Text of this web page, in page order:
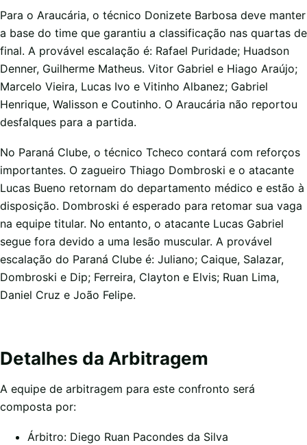
Para o Araucária, o técnico Donizete Barbosa deve manter
a base do time que garantiu a classificação nas quartas de
final. A provável escalação é: Rafael Puridade; Huadson
Denner, Guilherme Matheus. Vitor Gabriel e Hiago Araújo;
Marcelo Vieira, Lucas Ivo e Vitinho Albanez; Gabriel
Henrique, Walisson e Coutinho. O Araucária não reportou
desfalques para a partida.
No Paraná Clube, o técnico Tcheco contará com reforços
importantes. O zagueiro Thiago Dombroski e o atacante
Lucas Bueno retornam do departamento médico e estão à
disposição. Dombroski é esperado para retomar sua vaga
na equipe titular. No entanto, o atacante Lucas Gabriel
segue fora devido a uma lesão muscular. A provável
escalação do Paraná Clube é: Juliano; Caique, Salazar,
Dombroski e Dip; Ferreira, Clayton e Elvis; Ruan Lima,
Daniel Cruz e João Felipe.
Detalhes da Arbitragem
A equipe de arbitragem para este confronto será
composta por:
Árbitro: Diego Ruan Pacondes da Silva